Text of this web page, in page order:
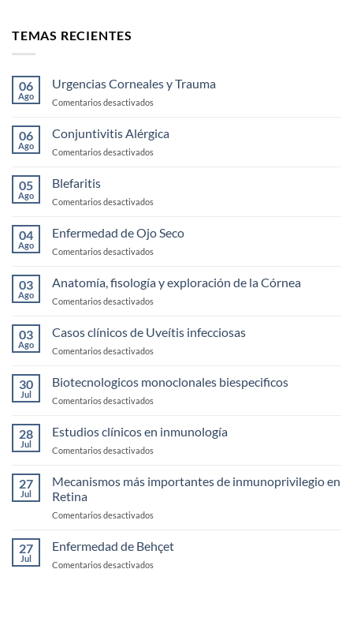
TEMAS RECIENTES
06
Ago
Urgencias Corneales y Trauma
Comentarios desactivados
Corneales
y
Trauma
06
Ago
Conjuntivitis Alérgica
Comentarios desactivados
05
Ago
Blefaritis
Comentarios desactivados
04
Ago
Enfermedad de Ojo Seco
Comentarios desactivados
Ojo
Seco
03
Ago
Anatomía, fisología y exploración de la Córnea
Comentarios desactivados
fisología
exploración
la
03
Ago
Casos clínicos de Uveítis infecciosas
Comentarios desactivados
clínicos
Uveítis
30
Jul
Biotecnologicos monoclonales biespecificos
Comentarios desactivados
monoclonales
28
Jul
Estudios clínicos en inmunología
Comentarios desactivados
en
27
Jul
Mecanismos más importantes de inmunoprivilegio en
Retina
Comentarios desactivados
importantes
de
27
Jul
Enfermedad de Behçet
Comentarios desactivados